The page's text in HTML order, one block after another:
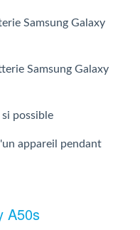
Samsung Galaxy
Samsung Galaxy
si possible
appareil pendant
A50s